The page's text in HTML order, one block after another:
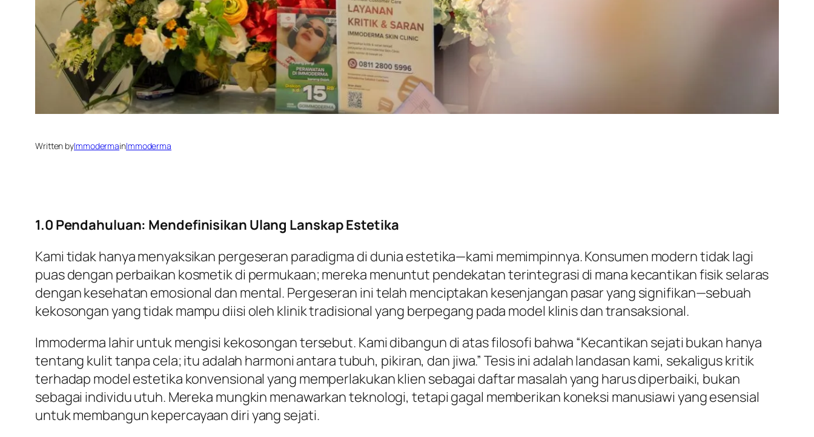
Written byImmodermainImmoderma
1.0 Pendahuluan: Mendefinisikan Ulang Lanskap Estetika
Kami tidak hanya menyaksikan pergeseran paradigma di dunia estetika—kami memimpinnya. Konsumen modern tidak lagi
puas dengan perbaikan kosmetik di permukaan; mereka menuntut pendekatan terintegrasi di mana kecantikan fisik selaras
dengan kesehatan emosional dan mental. Pergeseran ini telah menciptakan kesenjangan pasar yang signifikan—sebuah
kekosongan yang tidak mampu diisi oleh klinik tradisional yang berpegang pada model klinis dan transaksional.
Immoderma lahir untuk mengisi kekosongan tersebut. Kami dibangun di atas filosofi bahwa “Kecantikan sejati bukan hanya
tentang kulit tanpa cela; itu adalah harmoni antara tubuh, pikiran, dan jiwa.” Tesis ini adalah landasan kami, sekaligus kritik
terhadap model estetika konvensional yang memperlakukan klien sebagai daftar masalah yang harus diperbaiki, bukan
sebagai individu utuh. Mereka mungkin menawarkan teknologi, tetapi gagal memberikan koneksi manusiawi yang esensial
untuk membangun kepercayaan diri yang sejati.